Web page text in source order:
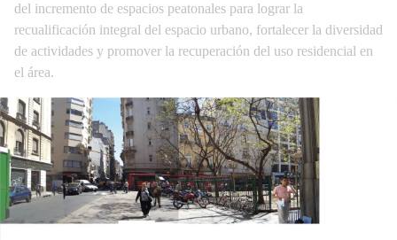
del incremento de espacios peatonales para lograr la
recualificación integral del espacio urbano, fortalecer la diversidad
de actividades y promover la recuperación del uso residencial en
el área.